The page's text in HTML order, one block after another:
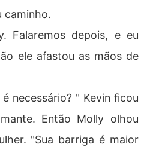
caminho.
Falaremos depois, e eu
ele afastou as mãos de
necessário? " Kevin ficou
Então Molly olhou
"Sua barriga é maior